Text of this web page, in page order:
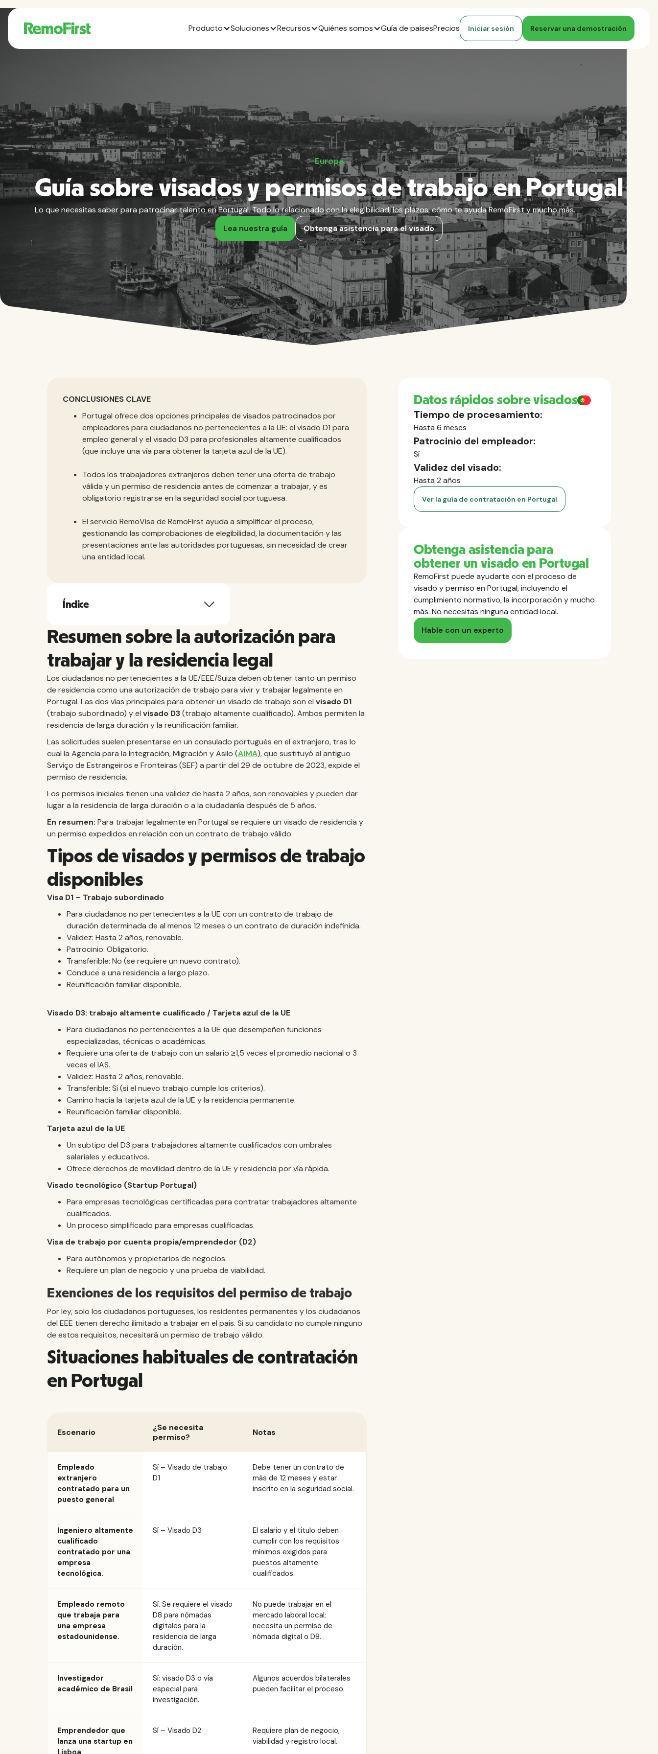
Producto Soluciones Recursos Quiénes somos Guía de paísesPrecios Iniciar sesión Reservar una demostración
Europa
Guía sobre visados y permisos de trabajo en Portugal
Lo que necesitas saber para patrocinar talento en Portugal. Todo lo relacionado con la elegibilidad, los plazos, cómo te ayuda RemoFirst y mucho más.
Lea nuestra guía
Obtenga asistencia para el visado
CONCLUSIONES CLAVE
Portugal ofrece dos opciones principales de visados patrocinados por
empleadores para ciudadanos no pertenecientes a la UE: el visado D1 para
empleo general y el visado D3 para profesionales altamente cualificados
(que incluye una vía para obtener la tarjeta azul de la UE).
Todos los trabajadores extranjeros deben tener una oferta de trabajo
válida y un permiso de residencia antes de comenzar a trabajar, y es
obligatorio registrarse en la seguridad social portuguesa.
El servicio RemoVisa de RemoFirst ayuda a simplificar el proceso,
gestionando las comprobaciones de elegibilidad, la documentación y las
presentaciones ante las autoridades portuguesas, sin necesidad de crear
una entidad local.
Índice
Resumen sobre la autorización para
trabajar y la residencia legal
Los ciudadanos no pertenecientes a la UE/EEE/Suiza deben obtener tanto un permiso
de residencia como una autorización de trabajo para vivir y trabajar legalmente en
Portugal. Las dos vías principales para obtener un visado de trabajo son el visado D1
(trabajo subordinado) y el visado D3(trabajo altamente cualificado). Ambos permiten la
residencia de larga duración y la reunificación familiar.
Las solicitudes suelen presentarse en un consulado portugués en el extranjero, tras lo
cual la Agencia para la Integración, Migración y Asilo (AIMA), que sustituyó al antiguo
Serviço de Estrangeiros e Fronteiras (SEF) a partir del 29 de octubre de 2023, expide el
permiso de residencia.
Los permisos iniciales tienen una validez de hasta 2 años, son renovables y pueden dar
lugar a la residencia de larga duración o a la ciudadanía después de 5 años.
En resumen: Para trabajar legalmente en Portugal se requiere un visado de residencia y
un permiso expedidos en relación con un contrato de trabajo válido.
Tipos de visados y permisos de trabajo
disponibles
Visa D1 – Trabajo subordinado
Para ciudadanos no pertenecientes a la UE con un contrato de trabajo de
duración determinada de al menos 12 meses o un contrato de duración indefinida.
Validez: Hasta 2 años, renovable.
Patrocinio: Obligatorio.
Transferible: No (se requiere un nuevo contrato).
Conduce a una residencia a largo plazo.
Reunificación familiar disponible.
Visado D3: trabajo altamente cualificado / Tarjeta azul de la UE
Para ciudadanos no pertenecientes a la UE que desempeñen funciones
especializadas, técnicas o académicas.
Requiere una oferta de trabajo con un salario ≥1,5 veces el promedio nacional o 3
veces el IAS.
Validez: Hasta 2 años, renovable.
Transferible: Sí (si el nuevo trabajo cumple los criterios).
Camino hacia la tarjeta azul de la UE y la residencia permanente.
Reunificación familiar disponible.
Tarjeta azul de la UE
Un subtipo del D3 para trabajadores altamente cualificados con umbrales
salariales y educativos.
Ofrece derechos de movilidad dentro de la UE y residencia por vía rápida.
Visado tecnológico (Startup Portugal)
Para empresas tecnológicas certificadas para contratar trabajadores altamente
cualificados.
Un proceso simplificado para empresas cualificadas.
Visa de trabajo por cuenta propia/emprendedor (D2)
Para autónomos y propietarios de negocios.
Requiere un plan de negocio y una prueba de viabilidad.
Exenciones de los requisitos del permiso de trabajo
Por ley, solo los ciudadanos portugueses, los residentes permanentes y los ciudadanos
del EEE tienen derecho ilimitado a trabajar en el país. Si su candidato no cumple ninguno
de estos requisitos, necesitará un permiso de trabajo válido.
Situaciones habituales de contratación
en Portugal
Escenario
¿Se necesita
permiso?
Notas
Empleado
extranjero
contratado para un
puesto general
Sí – Visado de trabajo
D1
Debe tener un contrato de
más de 12 meses y estar
inscrito en la seguridad social.
Ingeniero altamente
cualificado
contratado por una
empresa
tecnológica.
Sí – Visado D3
El salario y el título deben
cumplir con los requisitos
mínimos exigidos para
puestos altamente
cualificados.
Empleado remoto
que trabaja para
una empresa
estadounidense.
Sí. Se requiere el visado
D8 para nómadas
digitales para la
residencia de larga
duración.
No puede trabajar en el
mercado laboral local;
necesita un permiso de
nómada digital o D8.
Investigador
académico de Brasil
Sí: visado D3 o vía
especial para
investigación.
Algunos acuerdos bilaterales
pueden facilitar el proceso.
Emprendedor que
lanza una startup en
Lisboa
Sí – Visado D2
Requiere plan de negocio,
viabilidad y registro local.
Datos rápidos sobre visados
Tiempo de procesamiento:
Hasta 6 meses
Patrocinio del empleador:
Sí
Validez del visado:
Hasta 2 años
Ver la guía de contratación en Portugal
Obtenga asistencia para
obtener un visado en Portugal
RemoFirst puede ayudarte con el proceso de
visado y permiso en Portugal, incluyendo el
cumplimiento normativo, la incorporación y mucho
más. No necesitas ninguna entidad local.
Hable con un experto